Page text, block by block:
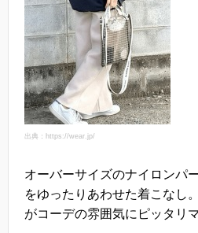
出典：https://wear.jp/
オーバーサイズのナイロンパ
をゆったりあわせた着こなし
がコーデの雰囲気にピッタリ